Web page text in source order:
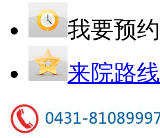
我要预约
来院路线